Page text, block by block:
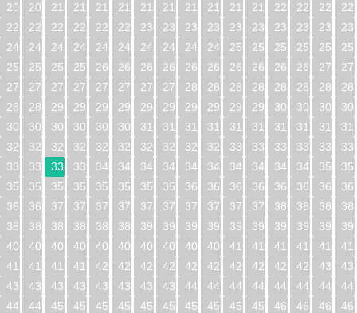
208
209 210 211 212 213 214 215 216 217 218 219 220 221 222
224
225 226 227 228 229 230 231 232 233 234 235 236 237 238
240
241 242 243 244 245 246 247 248 249 250 251 252 253 254
256
257 258 259 260 261 262 263 264 265 266 267 268 269 270
272
273 274 275 276 277 278 279 280 281 282 283 284 285 286
288
289 290 291 292 293 294 295 296 297 298 299 300 301 302
304
305 306 307 308 309 310 311 312 313 314 315 316 317 318
320
321 322 323 324 325 326 327 328 329 330 331 332 333 334
336
337 338 339 340 341 342 343 344 345 346 347 348 349 350
352
353 354 355 356 357 358 359 360 361 362 363 364 365 366
368
369 370 371 372 373 374 375 376 377 378 379 380 381 382
384
385 386 387 388 389 390 391 392 393 394 395 396 397 398
400
401 402 403 404 405 406 407 408 409 410 411 412 413 414
416
417 418 419 420 421 422 423 424 425 426 427 428 429 430
432
433 434 435 436 437 438 439 440 441 442 443 444 445 446
448
449 450 451 452 453 454 455 456 457 458 459 460 461 462